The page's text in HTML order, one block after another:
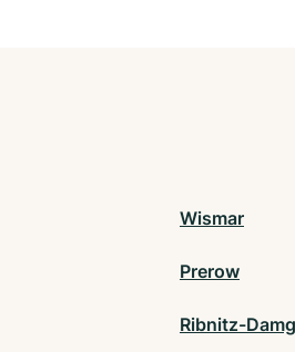
Wismar
Prerow
Ribnitz-